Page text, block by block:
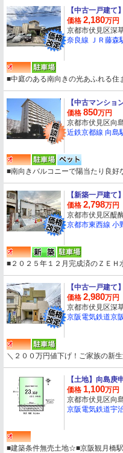
【中古一戸建て】
価格 2,180万円
京都市伏見区深
奈良線 ＪＲ藤森
■中庭のある南向きの光あふれる
【中古マンション
価格 850万円
京都市伏見区向
近鉄京都線 向島
■南向きバルコニーで陽当たり良
【新築一戸建て】
価格 2,798万円
京都市伏見区醍
京都市東西線 小
■２０２５年１２月完成済のＺＥ
【中古一戸建て】
価格 2,980万円
京都市伏見区深
京阪電気鉄道京
＼２００万円値下げ！ご家族の新
【土地】 向島庚
価格 1,100万円
京都市伏見区向
京阪電気鉄道宇
■建築条件無売土地☆■京阪観月橋